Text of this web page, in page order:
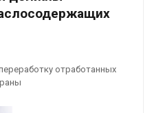
отработанных